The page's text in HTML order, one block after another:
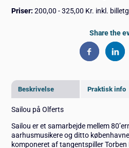
Beskrivelse Praktisk info
Sailou på Olferts
Sailou er et samarbejde mellem
aarhusmusikere og ditto
komponeret af tangentspiller
Priser: 200,00 - 325,00 Kr. inkl.
Share the